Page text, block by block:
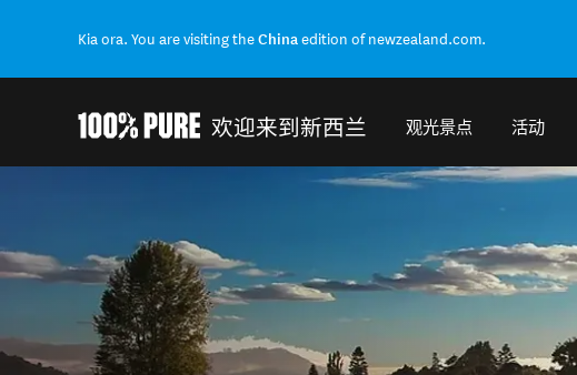
Kia ora. You are visiting theChinaedition of newzealand.com.
欢迎来到新西兰 观光景点 活动